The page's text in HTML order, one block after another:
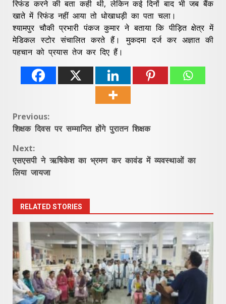
रिफंड करने की बता कही थी, लेकिन कई दिनों बाद भी जब बैंक
खाते में रिफंड नहीं आया तो धोखाधड़ी का पता चला।
श्यामपुर चौकी प्रभारी पंकज कुमार ने बताया कि पीड़ित क्षेत्र में
मेडिकल स्टोर संचालित करते हैं। मुकदमा दर्ज कर अज्ञात की
पहचान को प्रयास तेज कर दिए हैं।
Continue
Previous:
शिक्षक दिवस पर सम्मानित होंगे पुरातन शिक्षक
Next:
एसएसपी ने ऋषिकेश का भ्रमण कर कावंड में व्यवस्थाओं का
लिया जायजा
RELATED STORIES